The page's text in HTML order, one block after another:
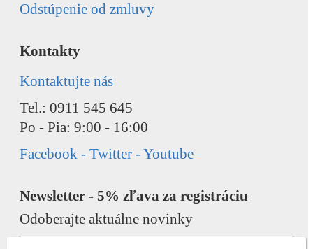
Odstúpenie od zmluvy
Kontakty
Kontaktujte nás
Tel.: 0911 545 645
Po - Pia: 9:00 - 16:00
Facebook - Twitter - Youtube
Newsletter - 5% zľava za registráciu
Odoberajte aktuálne novinky